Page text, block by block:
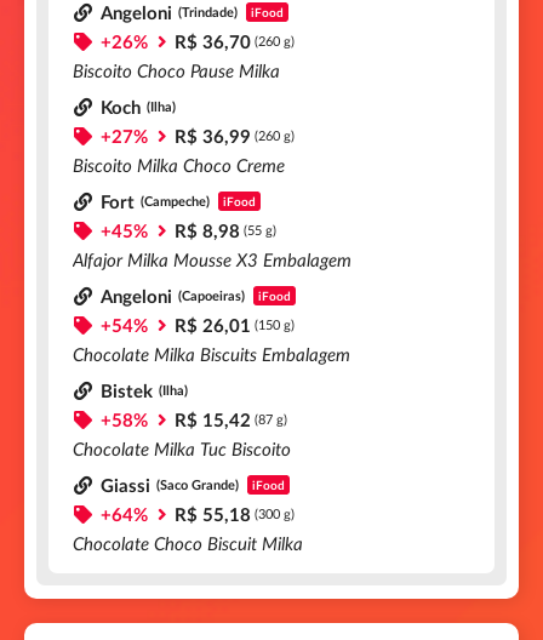
Angeloni (Trindade) iFood
+26% R$ 36,70 (260 g)
Biscoito Choco Pause Milka
Koch (Ilha)
+27% R$ 36,99 (260 g)
Biscoito Milka Choco Creme
Fort (Campeche) iFood
+45% R$ 8,98 (55 g)
Alfajor Milka Mousse X3 Embalagem
Angeloni (Capoeiras) iFood
+54% R$ 26,01 (150 g)
Chocolate Milka Biscuits Embalagem
Bistek (Ilha)
+58% R$ 15,42 (87 g)
Chocolate Milka Tuc Biscoito
Giassi (Saco Grande) iFood
+64% R$ 55,18 (300 g)
Chocolate Choco Biscuit Milka